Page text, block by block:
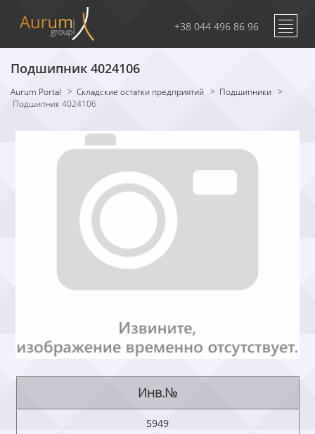
+38 044 496 86 96
Подшипник 4024106
Aurum Portal > Складские остатки предприятий > Подшипники >
Подшипник 4024106
Инв.№
5949